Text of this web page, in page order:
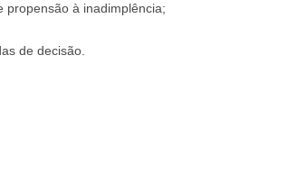
propensão à inadimplência;
de decisão.